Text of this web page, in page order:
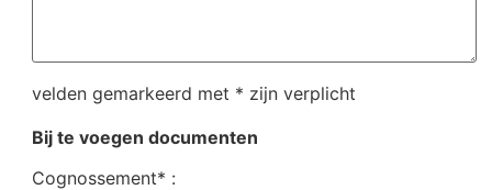
velden gemarkeerd met * zijn verplicht
Bij te voegen documenten
Cognossement* :